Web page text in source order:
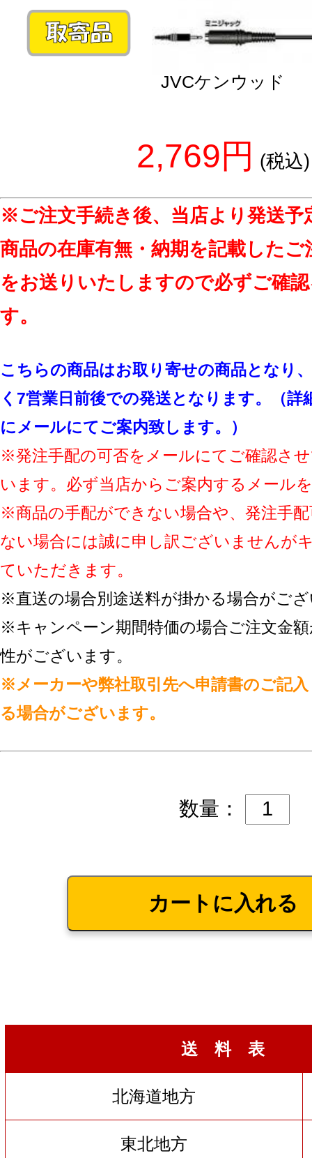
JVCケンウッド
2,769円 (税込)
※ご注文手続き後、当店より発送予
商品の在庫有無・納期を記載したご
をお送りいたしますので必ずご確
す。
こちらの商品はお取り寄せの商品となり
く7営業日前後での発送となります。（詳
にメールにてご案内致します。）
※発注手配の可否をメールにてご確認さ
います。必ず当店からご案内するメール
※商品の手配ができない場合や、発注手
ない場合には誠に申し訳ございませんが
ていただきます。
※直送の場合別途送料が掛かる場合がご
※キャンペーン期間特価の場合ご注文金
性がございます。
※メーカーや弊社取引先へ申請書のご記
る場合がございます。
数量：
送 料 表
北海道地方
東北地方